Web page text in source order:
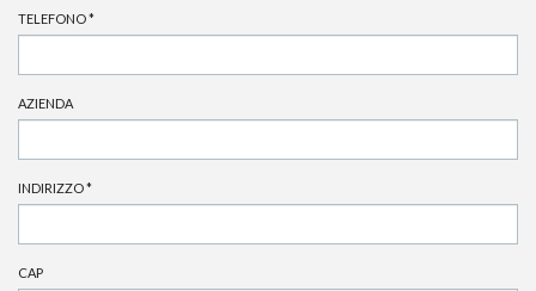
TELEFONO*
AZIENDA
INDIRIZZO*
CAP